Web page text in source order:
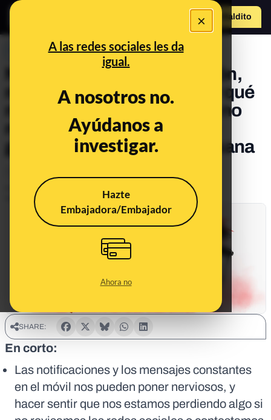
×
A las redes sociales les da
igual.
A nosotros no.
Ayúdanos a
investigar.
Hazte
Embajadora/Embajador
Ahora no
Hazte Maldito
PREBUNKING
Notificación tras notificación,
mensaje tras mensaje: por qué
nos sentimos nerviosos si no
revisamos el móvil y cómo
gestionarlo de forma más sana
Publicado el
Actualizado el
Jan 9, 2026, 8:13:00 AM
SHARE:
En corto:
Las notificaciones y los mensajes constantes
en el móvil nos pueden poner nerviosos, y
hacer sentir que nos estamos perdiendo algo si